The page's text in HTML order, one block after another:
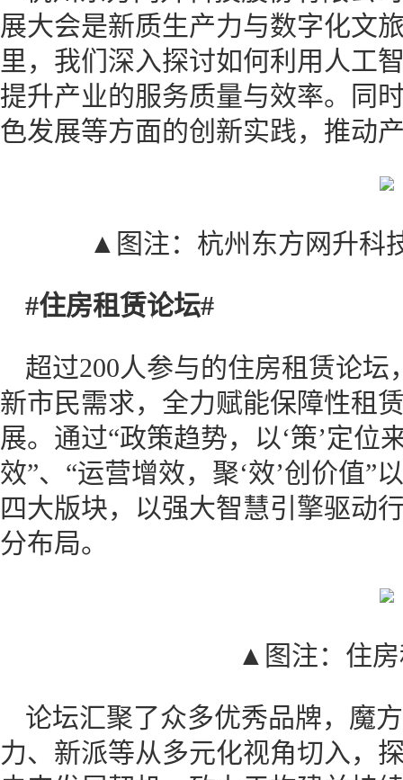
展大会是新质生产力与数字化文
里，我们深入探讨如何利用人工
提升产业的服务质量与效率。同
色发展等方面的创新实践，推动
▲图注：杭州东方网升科
#住房租赁论坛#
超过200人参与的住房租赁论
新市民需求，全力赋能保障性租
展。通过“政策趋势，以‘策’定位
效”、“运营增效，聚‘效’创价值”
四大版块，以强大智慧引擎驱动
分布局。
▲图注：住
论坛汇聚了众多优秀品牌，魔
力、新派等从多元化视角切入，